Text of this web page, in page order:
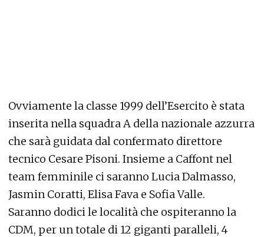
Ovviamente la classe 1999 dell’Esercito è stata
inserita nella squadra A della nazionale azzurra
che sarà guidata dal confermato direttore
tecnico Cesare Pisoni. Insieme a Caffont nel
team femminile ci saranno Lucia Dalmasso,
Jasmin Coratti, Elisa Fava e Sofia Valle.
Saranno dodici le località che ospiteranno la
CDM, per un totale di 12 giganti paralleli, 4